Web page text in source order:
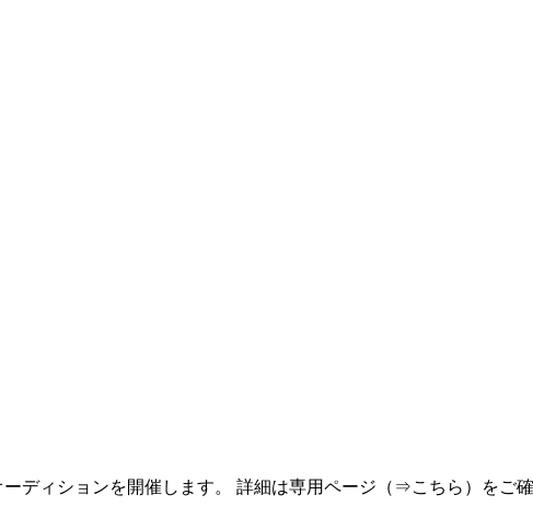
ディションを開催します。 詳細は専用ページ（⇒こちら）をご確